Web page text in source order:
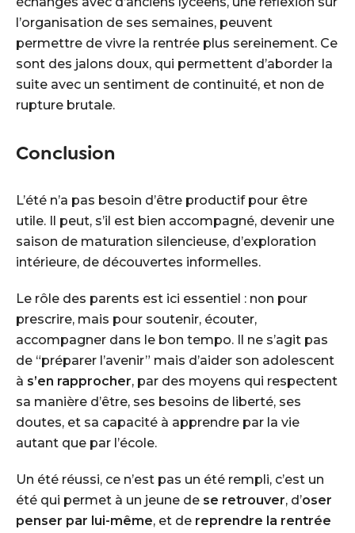
l’organisation de ses semaines, peuvent
permettre de vivre la rentrée plus sereinement. Ce
sont des jalons doux, qui permettent d’aborder la
suite avec un sentiment de continuité, et non de
rupture brutale.
Conclusion
L’été n’a pas besoin d’être productif pour être
utile. Il peut, s’il est bien accompagné, devenir une
saison de maturation silencieuse, d’exploration
intérieure, de découvertes informelles.
Le rôle des parents est ici essentiel : non pour
prescrire, mais pour soutenir, écouter,
accompagner dans le bon tempo. Il ne s’agit pas
de “préparer l’avenir” mais d’aider son adolescent
à s’en rapprocher, par des moyens qui respectent
sa manière d’être, ses besoins de liberté, ses
doutes, et sa capacité à apprendre par la vie
autant que par l’école.
Un été réussi, ce n’est pas un été rempli, c’est un
été qui permet à un jeune de se retrouver, d’oser
penser par lui-même, et de reprendre la rentrée